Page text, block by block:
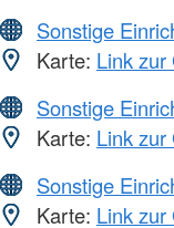
Sonstige
Karte: Link zur
Sonstige
Karte: Link zur
Sonstige
Karte: Link zur